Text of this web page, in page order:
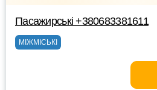
Пасажирські +380683381611
МІЖМІСЬКІ